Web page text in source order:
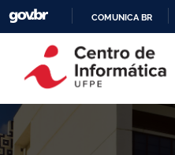
COMUNICA BR